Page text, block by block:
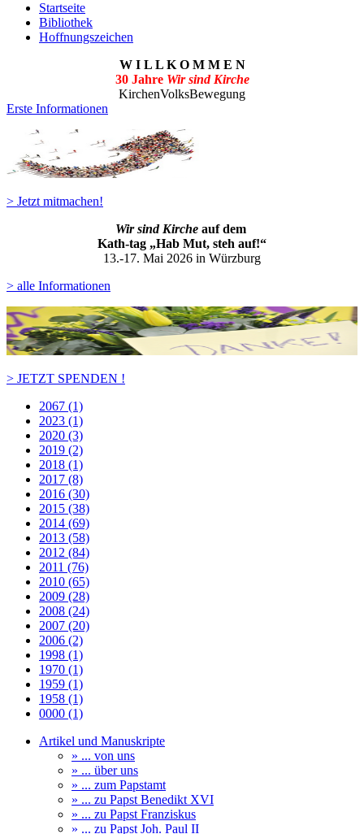
Startseite
Bibliothek
Hoffnungszeichen
W I L L K O M M E N
30 Jahre Wir sind Kirche
KirchenVolksBewegung
Erste Informationen
> Jetzt mitmachen!
Wir sind Kirche auf dem
Kath-tag „Hab Mut, steh auf!“
13.-17. Mai 2026 in Würzburg
> alle Informationen
> JETZT SPENDEN !
2067 (1)
2023 (1)
2020 (3)
2019 (2)
2018 (1)
2017 (8)
2016 (30)
2015 (38)
2014 (69)
2013 (58)
2012 (84)
2011 (76)
2010 (65)
2009 (28)
2008 (24)
2007 (20)
2006 (2)
1998 (1)
1970 (1)
1959 (1)
1958 (1)
0000 (1)
Artikel und Manuskripte
» ... von uns
» ... über uns
» ... zum Papstamt
» ... zu Papst Benedikt XVI
» ... zu Papst Franziskus
» ... zu Papst Joh. Paul II